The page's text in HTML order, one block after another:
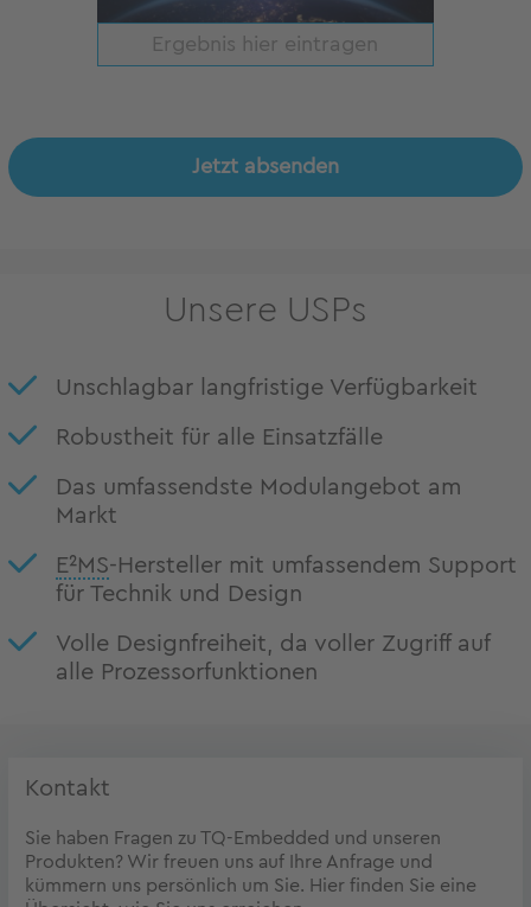
Jetzt absenden
Unsere USPs
Unschlagbar langfristige Verfügbarkeit
Robustheit für alle Einsatzfälle
Das umfassendste Modulangebot am
Markt
E²MS-Hersteller mit umfassendem Support
für Technik und Design
Volle Designfreiheit, da voller Zugriff auf
alle Prozessorfunktionen
Kontakt
Sie haben Fragen zu TQ-Embedded und unseren
Produkten? Wir freuen uns auf Ihre Anfrage und
kümmern uns persönlich um Sie. Hier finden Sie eine